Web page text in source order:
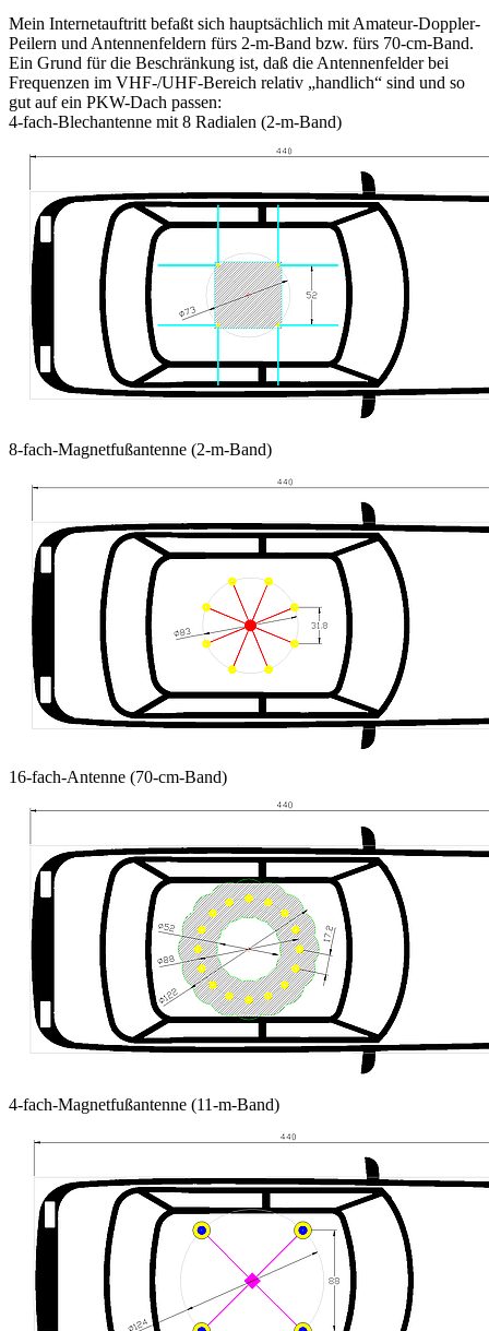
Mein Internetauftritt befaßt sich hauptsächlich mit Amateur-Doppler-
Peilern und Antennenfeldern fürs 2-m-Band bzw. fürs 70-cm-Band.
Ein Grund für die Beschränkung ist, daß die Antennenfelder bei
Frequenzen im VHF-/UHF-Bereich relativ „handlich“ sind und so
gut auf ein PKW-Dach passen:
4-fach-Blechantenne mit 8 Radialen (2-m-Band)
8-fach-Magnetfußantenne (2-m-Band)
16-fach-Antenne (70-cm-Band)
4-fach-Magnetfußantenne (11-m-Band)